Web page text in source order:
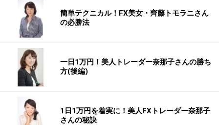
簡単テクニカル！FX美女・齊藤トモラニさん
の必勝法
一日1万円！美人トレーダー奈那子さんの勝ち
方(後編)
1日1万円を着実に！美人FXトレーダー奈那子
さんの秘訣